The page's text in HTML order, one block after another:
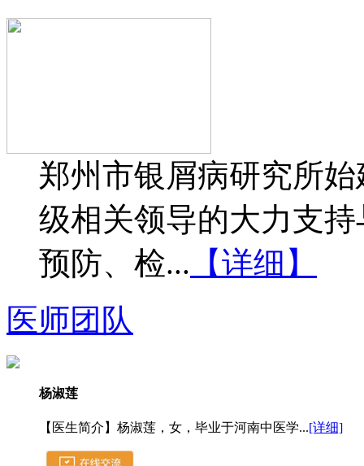
郑州市银屑病研究所
级相关领导的大力支
预防、检... 【详细】
医师团队
杨淑莲
【医生简介】杨淑莲，女，毕业于河南中医学...[详细]